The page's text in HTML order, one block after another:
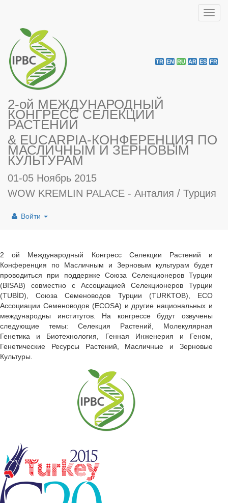
2-ой МЕЖДУНАРОДНЫЙ
КОНГРЕСС СЕЛЕКЦИИ
РАСТЕНИЙ
& EUCARPIA-КОНФЕРЕНЦИЯ ПО
МАСЛИЧНЫМ И ЗЕРНОВЫМ
КУЛЬТУРАМ
01-05 Ноябрь 2015
WOW KREMLIN PALACE - Анталия / Турция
TR EN RU AR ES FR
Войти
2 ой Международный Конгресс Селекции Растений и
Конференция по Масличным и Зерновым культурам будет
проводиться при поддержке Союза Селекционеров Турции
(BISAB) совместно с Ассоциацией Селекционеров Турции
(TUBİD), Союза Семеноводов Турции (TURKTOB), ECO
Ассоциации Семеноводов (ECOSA) и другие национальных и
международны институтов. На конгрессе будут озвучены
следующие темы: Селекция Растений, Молекулярная
Генетика и Биотехнология, Генная Инженерия и Геном,
Генетические Ресурсы Растений, Масличные и Зерновые
Культуры.